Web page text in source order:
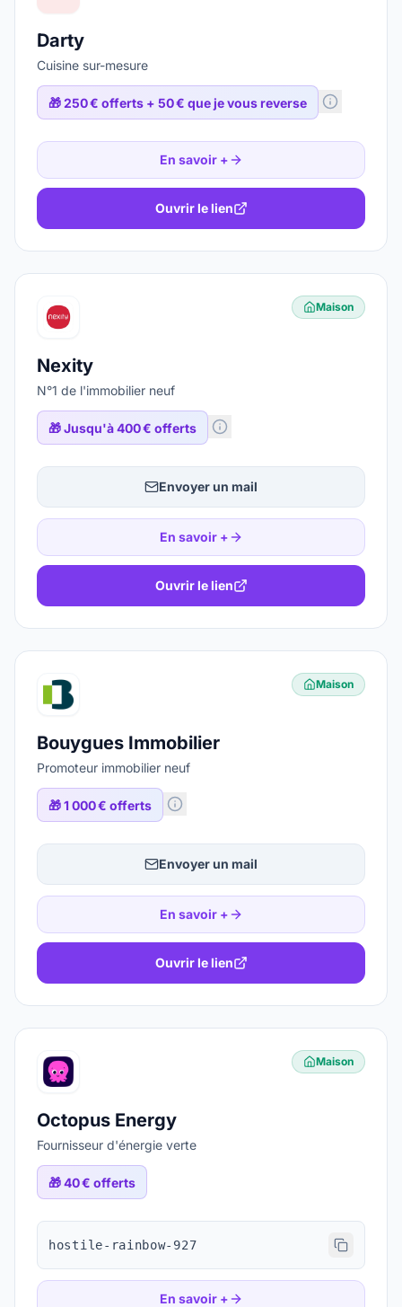
Darty
Cuisine sur-mesure
🎁250 € offerts + 50 € que je vous reverse
En savoir +
Ouvrir le lien
Maison
Nexity
N°1 de l'immobilier neuf
🎁Jusqu'à 400 € offerts
Envoyer un mail
En savoir +
Ouvrir le lien
Maison
Bouygues Immobilier
Promoteur immobilier neuf
🎁1 000 € offerts
Envoyer un mail
En savoir +
Ouvrir le lien
Maison
Octopus Energy
Fournisseur d'énergie verte
🎁40 € offerts
hostile-rainbow-927
En savoir +